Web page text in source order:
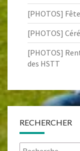
[PHOTOS]
[PHOTOS]
[PHOTOS]
des HSTT
RECHERCHER
Rechercher :